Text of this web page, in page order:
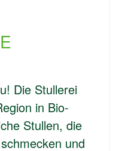
Die Stullerei
in Bio-
Stullen, die
und